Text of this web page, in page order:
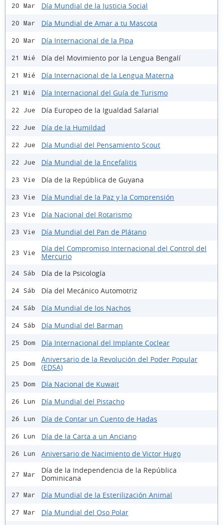
20 Mar Día Mundial de la Justicia Social
20 Mar Día Mundial de Amar a tu Mascota
20 Mar Día Internacional de la Pipa
21 Mié Día del Movimiento por la Lengua Bengalí
21 Mié Día Internacional de la Lengua Materna
21 Mié Día Internacional del Guía de Turismo
22 Jue Día Europeo de la Igualdad Salarial
22 Jue Día de la Humildad
22 Jue Día Mundial del Pensamiento Scout
22 Jue Día Mundial de la Encefalitis
23 Vie Día de la República de Guyana
23 Vie Día Mundial de la Paz y la Comprensión
23 Vie Día Nacional del Rotarismo
23 Vie Día Mundial del Pan de Plátano
23 Vie
Día del Compromiso Internacional del Control del
Mercurio
24 Sáb Día de la Psicología
24 Sáb Día del Mecánico Automotriz
24 Sáb Día Mundial de los Nachos
24 Sáb Día Mundial del Barman
25 Dom Día Internacional del Implante Coclear
25 Dom
Aniversario de la Revolución del Poder Popular
(EDSA)
25 Dom Día Nacional de Kuwait
26 Lun Día Mundial del Pistacho
26 Lun Día de Contar un Cuento de Hadas
26 Lun Día de la Carta a un Anciano
26 Lun Aniversario de Nacimiento de Victor Hugo
27 Mar
Día de la Independencia de la República
Dominicana
27 Mar Día Mundial de la Esterilización Animal
27 Mar
Día Mundial del Oso Polar